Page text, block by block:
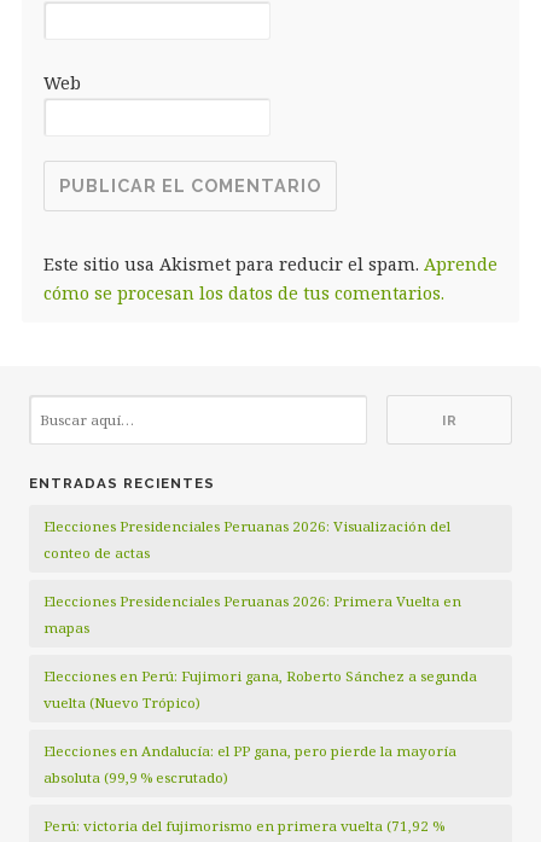
Web
Este sitio usa Akismet para reducir el spam. Aprende
cómo se procesan los datos de tus comentarios.
ENTRADAS RECIENTES
Elecciones Presidenciales Peruanas 2026: Visualización del
conteo de actas
Elecciones Presidenciales Peruanas 2026: Primera Vuelta en
mapas
Elecciones en Perú: Fujimori gana, Roberto Sánchez a segunda
vuelta (Nuevo Trópico)
Elecciones en Andalucía: el PP gana, pero pierde la mayoría
absoluta (99,9 % escrutado)
Perú: victoria del fujimorismo en primera vuelta (71,92 %